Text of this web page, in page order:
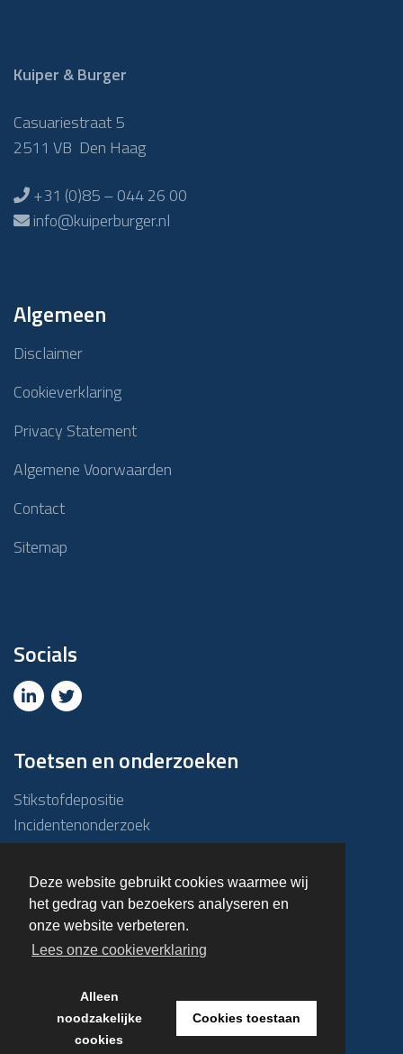
Deze website gebruikt cookies waarmee wij
het gedrag van bezoekers analyseren en
onze website verbeteren.
Lees onze cookieverklaring
Alleen
noodzakelijke
cookies
Cookies toestaan
Kuiper & Burger
Casuariestraat 5
2511 VB Den Haag
+31 (0)85 – 044 26 00
info@kuiperburger.nl
Algemeen
Disclaimer
Cookieverklaring
Privacy Statement
Algemene Voorwaarden
Contact
Sitemap
Socials
Toetsen en onderzoeken
Stikstofdepositie
Incidentenonderzoek
Due diligence
ABM-toets
Emissie – Immissietoets
Haalbaarheidsonderzoek
Overige onderzoeken
© 2023 Kuiper & Burger